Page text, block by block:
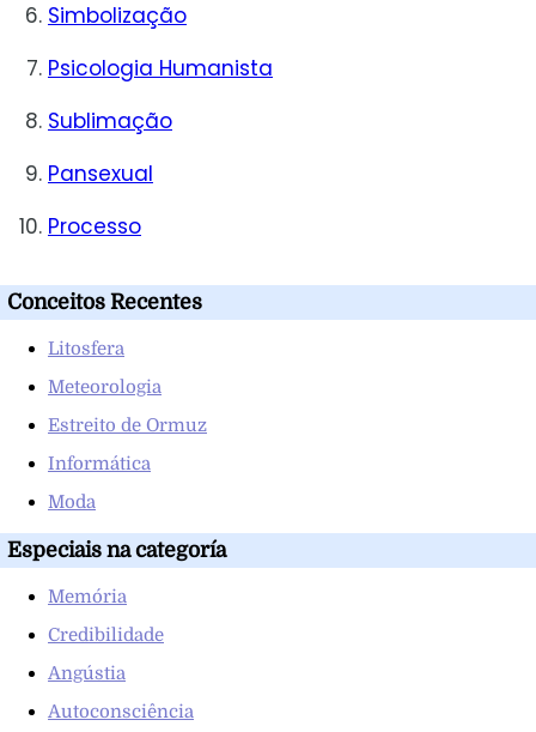
Simbolização
Psicologia Humanista
Sublimação
Pansexual
Processo
Conceitos Recentes
Litosfera
Meteorologia
Estreito de Ormuz
Informática
Moda
Especiais na categoría
Memória
Credibilidade
Angústia
Autoconsciência